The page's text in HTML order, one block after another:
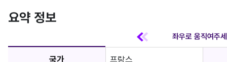
요약 정보
국가 프랑스